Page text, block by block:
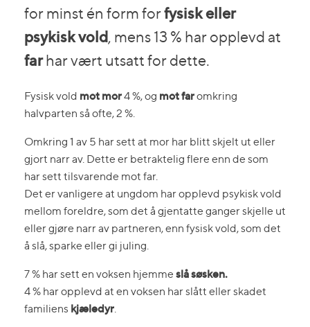
for minst én form forfysisk eller
psykisk vold, mens 13 % har opplevd at
farhar vært utsatt for dette.
Fysisk vold mot mor4 %, og mot faromkring
halvparten så ofte, 2 %.
Omkring 1 av 5 har sett at mor har blitt skjelt ut eller
gjort narr av. Dette er betraktelig flere enn de som
har sett tilsvarende mot far.
Det er vanligere at ungdom har opplevd psykisk vold
mellom foreldre, som det å gjentatte ganger skjelle ut
eller gjøre narr av partneren, enn fysisk vold, som det
å slå, sparke eller gi juling.
7 % har sett en voksen hjemme slå søsken.
4 % har opplevd at en voksen har slått eller skadet
familiens kjæledyr.